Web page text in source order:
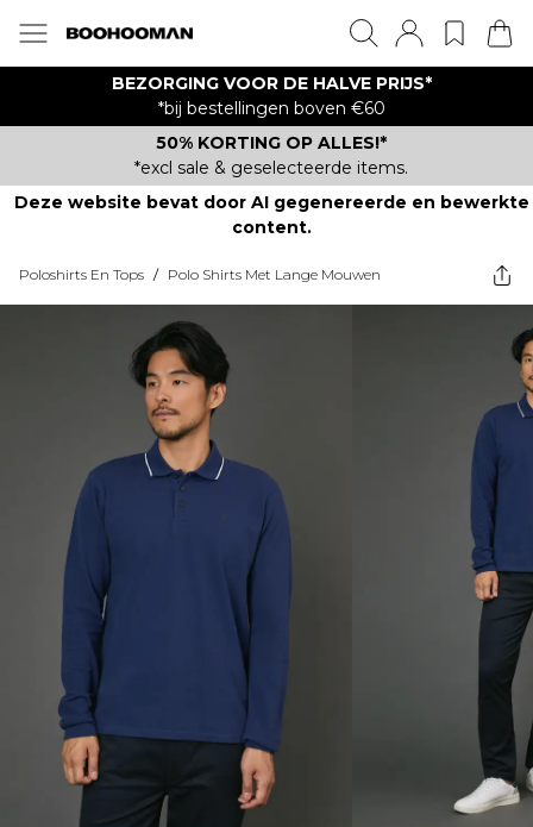
BEZORGING VOOR DE HALVE PRIJS*
*bij bestellingen boven €60
50% KORTING OP ALLES!*
*excl sale & geselecteerde items.
Deze website bevat door AI gegenereerde en bewerkte
content.
Poloshirts En Tops / Polo Shirts Met Lange Mouwen